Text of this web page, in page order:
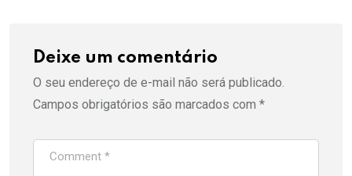
Deixe um comentário
O seu endereço de e-mail não será publicado.
Campos obrigatórios são marcados com *